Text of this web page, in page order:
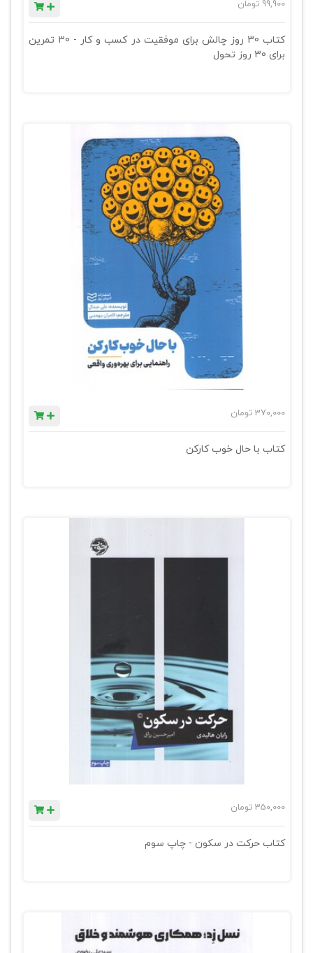
99,900 تومان
کتاب 30 روز چالش برای موفقیت در کسب و کار - 30 تمرین
برای 30 روز تحول
370,000 تومان
کتاب با حال خوب کارکن
350,000 تومان
کتاب حرکت در سکون - چاپ سوم